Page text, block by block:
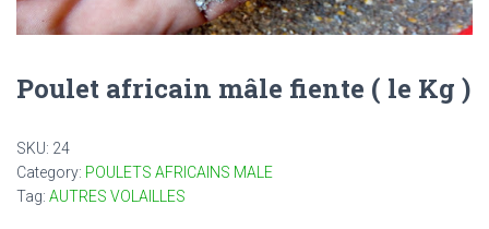
N
Poulet africain mâle fiente ( le Kg )
SKU: 24
Category: POULETS AFRICAINS MALE
Tag: AUTRES VOLAILLES